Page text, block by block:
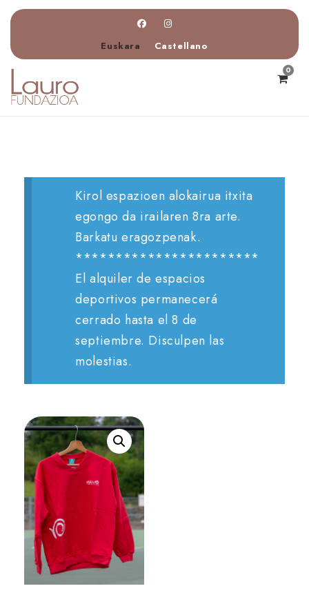
Euskara Castellano
0
Kirol espazioen alokairua itxita
egongo da irailaren 8ra arte.
Barkatu eragozpenak.
***********************
El alquiler de espacios
deportivos permanecerá
cerrado hasta el 8 de
septiembre. Disculpen las
molestias.